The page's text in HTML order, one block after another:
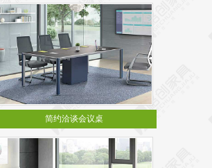
简约洽谈会议桌